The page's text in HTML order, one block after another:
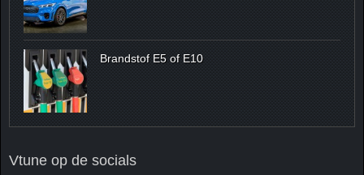
Brandstof E5 of E10
Vtune op de socials